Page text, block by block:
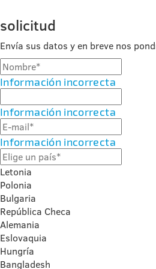
solicitud
Envía sus datos y en breve nos
Información incorrecta
Información incorrecta
Información incorrecta
Letonia
Polonia
Bulgaria
República Checa
Alemania
Eslovaquia
Hungría
Bangladesh